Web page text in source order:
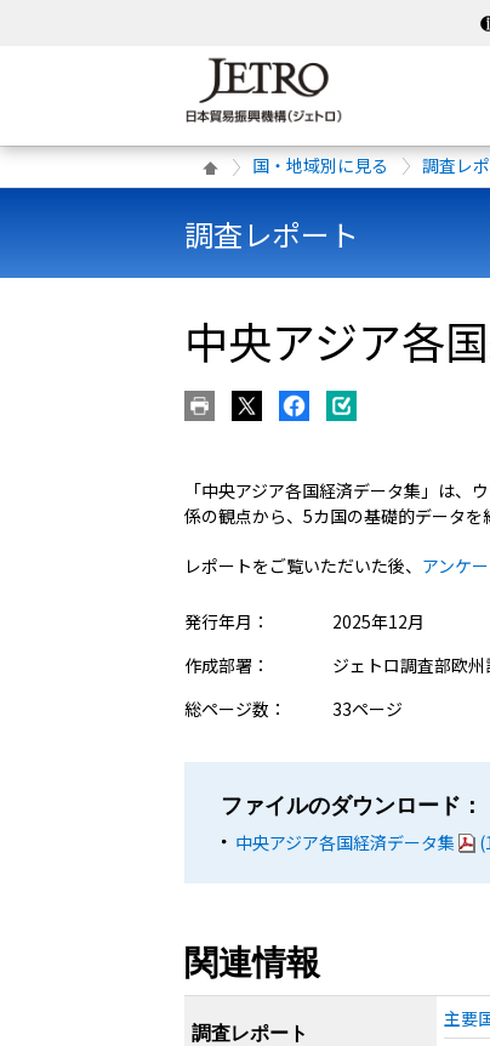
国・地域別に見る 調査レ
調査レポート
中央アジア各
「中央アジア各国経済データ集」は
係の観点から、5カ国の基礎的データを
レポートをご覧いただいた後、 アンケ
発行年月：
2025年12月
作成部署：
ジェトロ調査部欧
総ページ数：
33ページ
ファイルのダウンロード：
中央アジア各国経済データ集
関連情報
調査レポート
主要